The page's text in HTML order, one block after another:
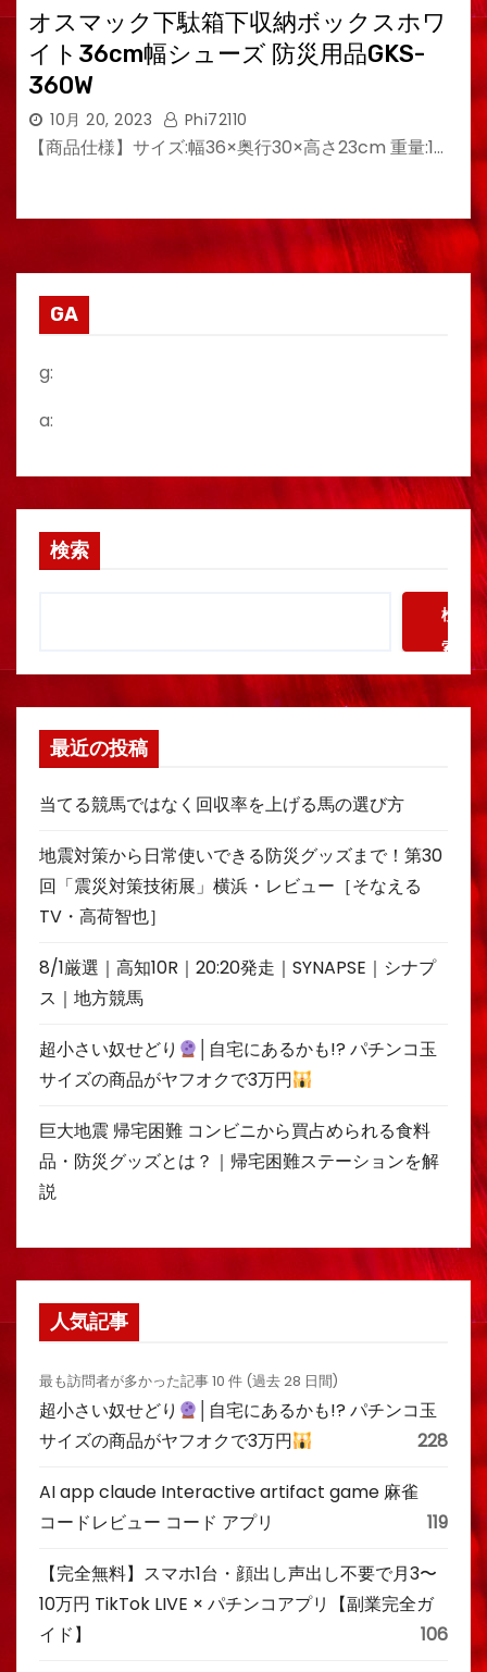
オスマック下駄箱下収納ボックスホワ
イト36cm幅シューズ 防災用品GKS-
360W
10月 20, 2023 Phi72110
【商品仕様】サイズ:幅36×奥行30×高さ23cm 重量:1…
GA
g:
a:
検索
検
索
最近の投稿
当てる競馬ではなく回収率を上げる馬の選び方
地震対策から日常使いできる防災グッズまで！第30
回「震災対策技術展」横浜・レビュー［そなえる
TV・高荷智也］
8/1厳選｜高知10R｜20:20発走｜SYNAPSE｜シナプ
ス｜地方競馬
超小さい奴せどり
│自宅にあるかも!? パチンコ玉
サイズの商品がヤフオクで3万円
巨大地震 帰宅困難 コンビニから買占められる食料
品・防災グッズとは？｜帰宅困難ステーションを解
説
人気記事
最も訪問者が多かった記事 10 件 (過去 28 日間)
超小さい奴せどり
│自宅にあるかも!? パチンコ玉
サイズの商品がヤフオクで3万円
228
AI app claude Interactive artifact game 麻雀
コードレビュー コード アプリ
119
【完全無料】スマホ1台・顔出し声出し不要で月3〜
10万円 TikTok LIVE × パチンコアプリ【副業完全ガ
イド】
106